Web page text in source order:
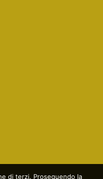
di terzi. Proseguendo la